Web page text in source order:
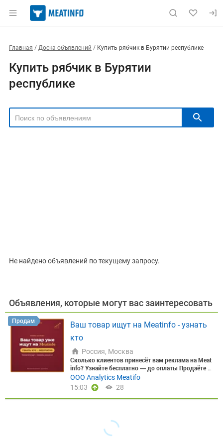
Главная Доска объявлений Купить рябчик в Бурятии республике
Купить рябчик в Бурятии
республике
Не найдено объявлений по текущему запросу.
Объявления, которые могут вас заинтересовать
Продам
Ваш товар ищут на Meatinfo - узнать
кто
Россия, Москва
Сколько клиентов принесёт вам реклама на Meat
info? Узнайте бесплатно — до оплаты Продаёте м
ясо, мясопродукты или скот оптом? Прежде чем
вкладывать в рекламу — узнайте, сколько она р
еально вам принесёт.
о постоянных клиентов и входящих заявок; ►Хо
х почти не приносят откликов; ►Непонятно, окуп
ится ли платное продвижение.
ООО Analytics Meatifo
15:03
28